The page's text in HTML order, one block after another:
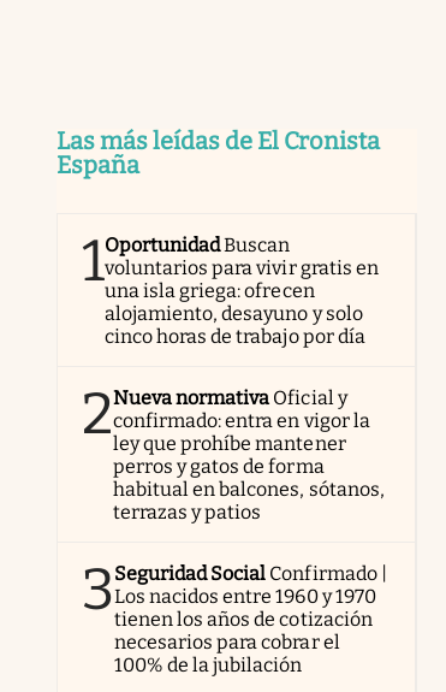
Las más leídas de El Cronista
España
1OportunidadBuscan
voluntarios para vivir gratis en
una isla griega: ofrecen
alojamiento, desayuno y solo
cinco horas de trabajo por día
2Nueva normativa Oficial y
confirmado: entra en vigor la
ley que prohíbe mantener
perros y gatos de forma
habitual en balcones, sótanos,
terrazas y patios
3Seguridad Social Confirmado |
Los nacidos entre 1960 y 1970
tienen los años de cotización
necesarios para cobrar el
100% de la jubilación